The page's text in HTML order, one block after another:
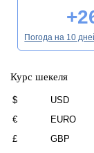
Погода на 10
Курс шекеля
$ USD
€
EURO
£
GBP